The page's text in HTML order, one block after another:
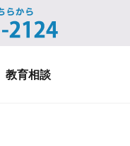
教育相談